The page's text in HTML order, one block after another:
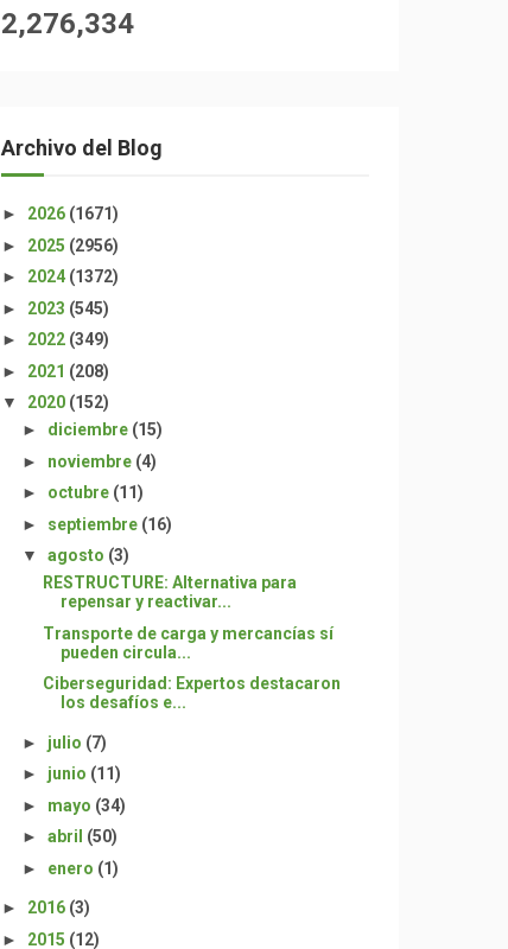
2,276,334
Archivo del Blog
► 2026 (1671)
► 2025 (2956)
► 2024 (1372)
► 2023 (545)
► 2022 (349)
► 2021 (208)
▼ 2020 (152)
► diciembre (15)
► noviembre (4)
► octubre (11)
► septiembre (16)
▼ agosto (3)
RESTRUCTURE: Alternativa para
repensar y reactivar...
Transporte de carga y mercancías sí
pueden circula...
Ciberseguridad: Expertos destacaron
los desafíos e...
► julio (7)
► junio (11)
► mayo (34)
► abril (50)
► enero (1)
► 2016 (3)
► 2015 (12)